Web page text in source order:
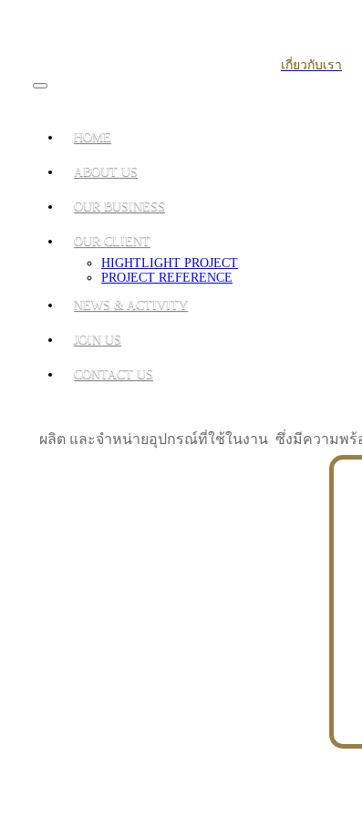
เกี่ยวกับเรา
HOME
ABOUT US
OUR BUSINESS
OUR CLIENT
HIGHTLIGHT PROJECT
PROJECT REFERENCE
NEWS & ACTIVITY
JOIN US
CONTACT US
ผลิต และจำหน่ายอุปกรณ์ที่ใช้ในงาน ซึ่งมีความพร้